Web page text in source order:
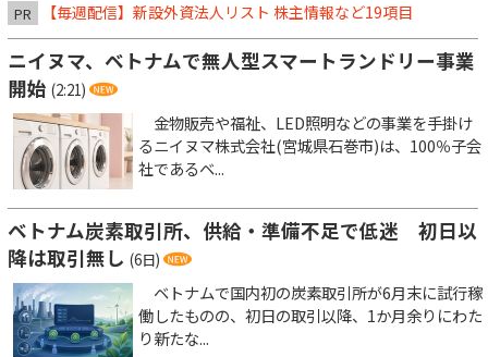
PR 【毎週配信】新設外資法人リスト 株主情報など19項目
ニイヌマ、ベトナムで無人型スマートランドリー事業
開始 (2:21)
金物販売や福祉、LED照明などの事業を手掛け
るニイヌマ株式会社(宮城県石巻市)は、100％子会
社であるベ...
ベトナム炭素取引所、供給・準備不足で低迷 初日以
降は取引無し (6日)
ベトナムで国内初の炭素取引所が6月末に試行稼
働したものの、初日の取引以降、1か月余りにわた
り新たな...